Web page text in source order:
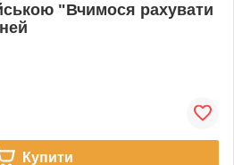
"Вчимося рахувати
Купити